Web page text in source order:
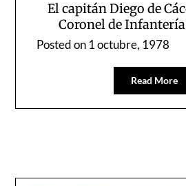
El capitán Diego de
Coronel de
Posted on1 octubre, 1978
Read More